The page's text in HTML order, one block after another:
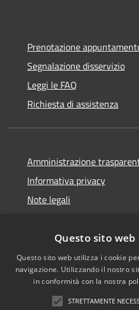
Prenotazione
Segnalazione disservizio
Leggi le FAQ
Richiesta di assistenza
Amministrazione
Informativa privacy
Note legali
Accessibilità
Questo sito
Questo sito web utilizza i cookie
navigazione. Utilizzando il nostro
in conformità con la nostra
STRETTAMENTE